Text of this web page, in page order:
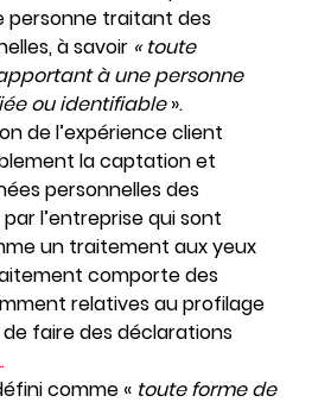
traitant des
à savoir «toute
à une personne
ou identifiable».
de l’expérience client
la captation et
personnelles des
l’entreprise qui sont
un traitement aux yeux
comporte des
relatives au profilage
faire des déclarations
comme « toute forme de